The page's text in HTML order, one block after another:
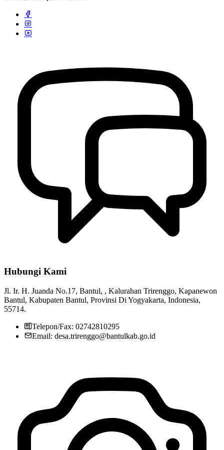
Pemerintah Kalurahan Trirenggo
Hubungi Kami
Jl. Ir. H. Juanda No.17, Bantul, , Kalurahan Trirenggo, Kapanewon
Bantul, Kabupaten Bantul, Provinsi Di Yogyakarta, Indonesia,
55714.
Telepon/Fax: 02742810295
Email: desa.trirenggo@bantulkab.go.id